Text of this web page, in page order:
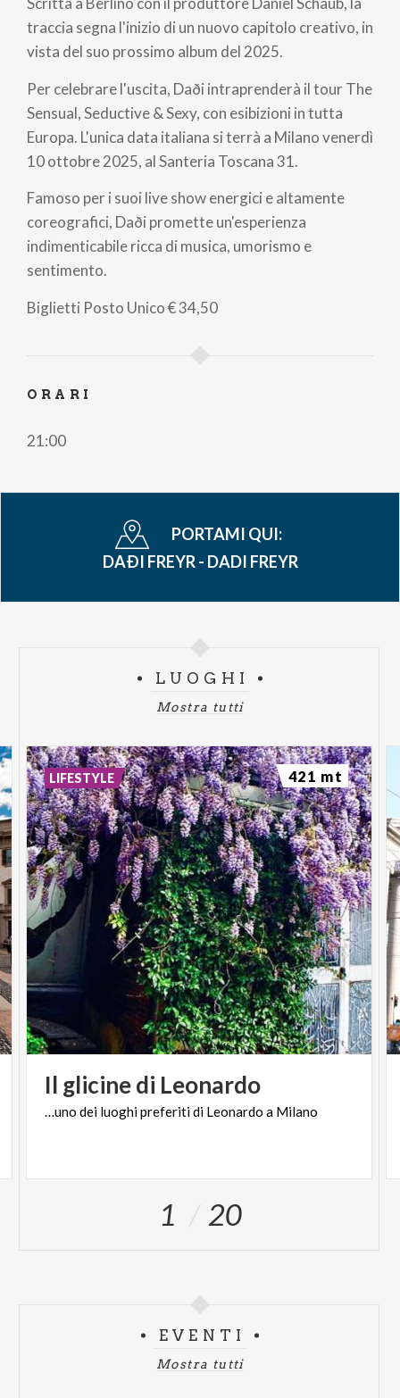
traccia segna l'inizio di un nuovo capitolo creativo, in
vista del suo prossimo album del 2025.
Per celebrare l'uscita, Daði intraprenderà il tour The
Sensual, Seductive & Sexy, con esibizioni in tutta
Europa. L'unica data italiana si terrà a Milano venerdì
10 ottobre 2025, al Santeria Toscana 31.
Famoso per i suoi live show energici e altamente
coreografici, Daði promette un'esperienza
indimenticabile ricca di musica, umorismo e
sentimento.
Biglietti Posto Unico€ 34,50
ORARI
21:00
PORTAMI QUI:
DAÐI FREYR - DADI FREYR
LUOGHI
Mostra tutti
Il glicinedi Leonardo
…uno dei luoghipreferitidi Leonardo a Milano
LIFESTYLE 421 mt
1 20
EVENTI
Mostra tutti